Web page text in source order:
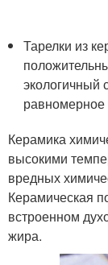
Тарелки из
экологичный
равномерное
Керамика
высокими
вредных
Керамическая
встроенном
жира.